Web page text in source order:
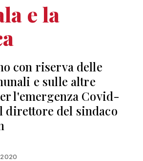
e la
con riserva delle
e sulle altre
l'emergenza Covid-
direttore del sindaco
2020